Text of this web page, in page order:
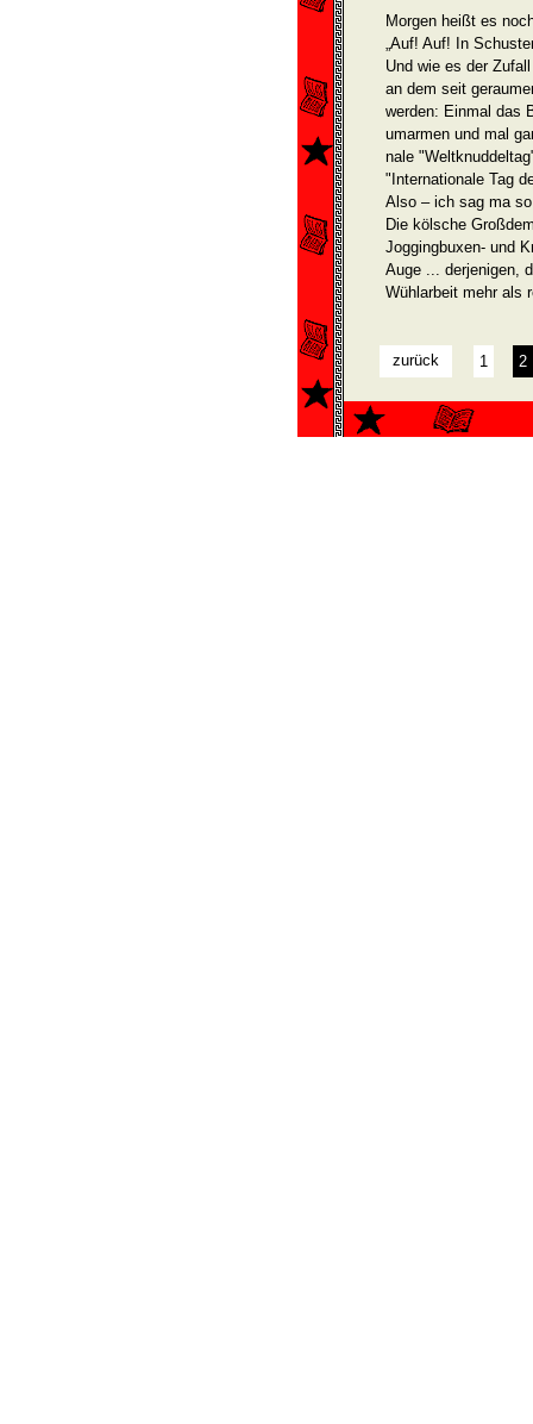
Morgen heißt es
„Auf! Auf! In
Und wie es der
an dem seit
werden: Einmal das
umarmen und mal
nale
"Internationale Tag
Also – ich sag ma
Die kölsche
Joggingbuxen- und
Auge ... derjenigen,
Wühlarbeit mehr als
zurück 1 2